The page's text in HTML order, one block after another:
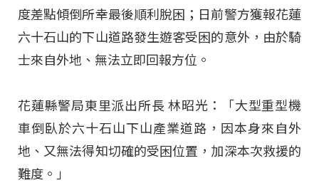
度差點傾倒所幸最後順利脫困；日前警方獲報花蓮
六十石山的下山道路發生遊客受困的意外，由於騎
士來自外地、無法立即回報方位。
花蓮縣警局東里派出所長 林昭光：「大型重型機
車倒臥於六十石山下山產業道路，因本身來自外
地、又無法得知切確的受困位置，加深本次救援的
難度。」